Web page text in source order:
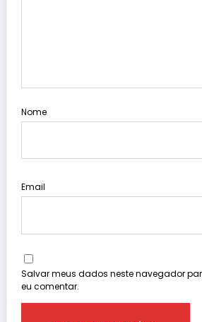
Nome
Email
Salvar meus dados neste navegador
eu comentar.